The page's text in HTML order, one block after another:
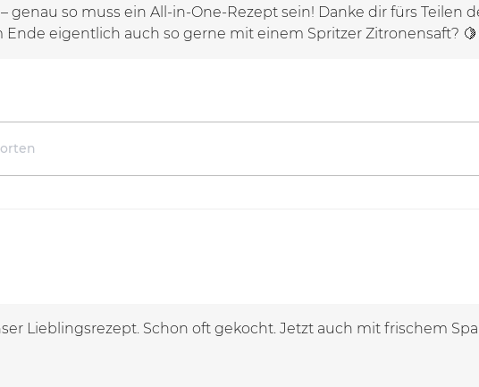
genau so muss ein All-in-One-Rezept sein! Danke dir fürs Teilen
eigentlich auch so gerne mit einem Spritzer Zitronensaft?
Lieblingsrezept. Schon oft gekocht. Jetzt auch mit frischem